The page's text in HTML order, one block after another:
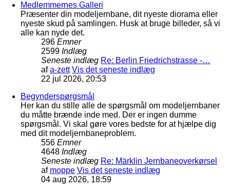
Medlemmernes Galleri
Præsenter din modeljernbane, dit nyeste diorama eller
nyeste skud på samlingen. Husk at bruge billeder, så vi
alle kan nyde det.
296 Emner
2599 Indlæg
Seneste indlæg Re: Berlin Friedrichstrasse -…
afa-zett Vis det seneste indlæg
22 jul 2026, 20:53
Begynderspørgsmål
Her kan du stille alle de spørgsmål om modeljernbaner
du måtte brænde inde med. Der er ingen dumme
spørgsmål. Vi skal gøre vores bedste for at hjælpe dig
med dit modeljernbaneproblem.
556 Emner
4648 Indlæg
Seneste indlæg Re: Märklin Jernbaneoverkørsel
af moppe Vis det seneste indlæg
04 aug 2026, 18:59